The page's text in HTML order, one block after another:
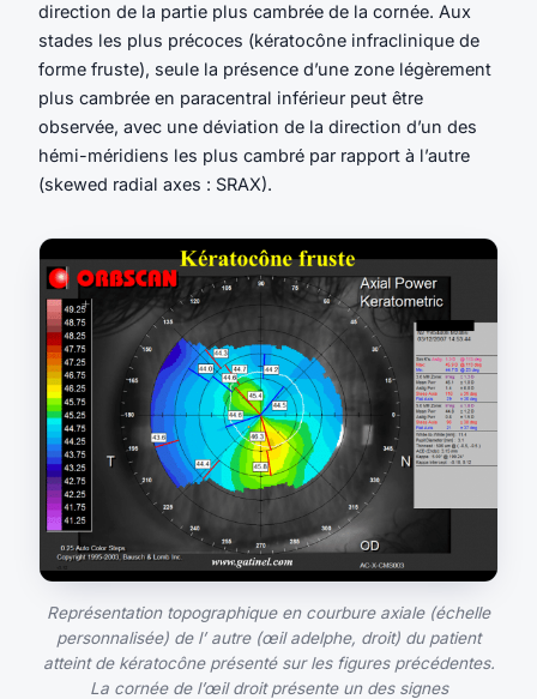
direction de la partie plus cambrée de la cornée. Aux
stades les plus précoces (kératocône infraclinique de
forme fruste), seule la présence d’une zone légèrement
plus cambrée en paracentral inférieur peut être
observée, avec une déviation de la direction d’un des
hémi-méridiens les plus cambré par rapport à l’autre
(skewed radial axes : SRAX).
Représentation topographique en courbure axiale (échelle
personnalisée) de l’ autre (œil adelphe, droit) du patient
atteint de kératocône présenté sur les figures précédentes.
La cornée de l’œil droit présente un des signes